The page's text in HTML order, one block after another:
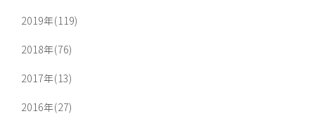
2019年(119)
2018年(76)
2017年(13)
2016年(27)